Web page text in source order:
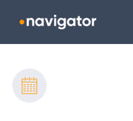
Navigation überspringen